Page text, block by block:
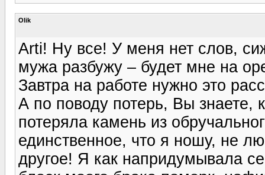
Olik
Arti! Ну все! У меня нет слов,
мужа разбужу – будет мне на
Завтра на работе нужно это
А по поводу потерь, Вы знаете,
потеряла камень из
единственное, что я ношу, не
другое! Я как напридумывала